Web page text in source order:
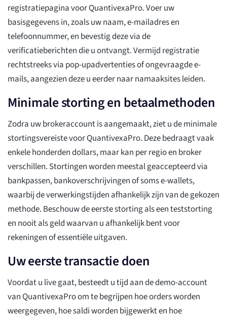
registratiepagina voor QuantivexaPro. Voer uw
basisgegevens in, zoals uw naam, e-mailadres en
telefoonnummer, en bevestig deze via de
verificatieberichten die u ontvangt. Vermijd registratie
rechtstreeks via pop-upadvertenties of ongevraagde e-
mails, aangezien deze u eerder naar namaaksites leiden.
Minimale storting en betaalmethoden
Zodra uw brokeraccount is aangemaakt, ziet u de minimale
stortingsvereiste voor QuantivexaPro. Deze bedraagt vaak
enkele honderden dollars, maar kan per regio en broker
verschillen. Stortingen worden meestal geaccepteerd via
bankpassen, bankoverschrijvingen of soms e-wallets,
waarbij de verwerkingstijden afhankelijk zijn van de gekozen
methode. Beschouw de eerste storting als een teststorting
en nooit als geld waarvan u afhankelijk bent voor
rekeningen of essentiële uitgaven.
Uw eerste transactie doen
Voordat u live gaat, besteedt u tijd aan de demo-account
van QuantivexaPro om te begrijpen hoe orders worden
weergegeven, hoe saldi worden bijgewerkt en hoe